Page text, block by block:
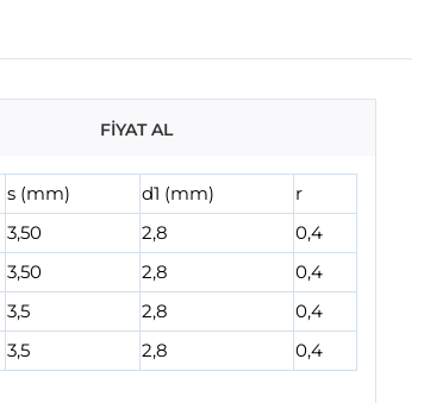
FİYAT AL
s (mm) d1 (mm)
r
3,50 2,8
0,4
3,50 2,8
0,4
3,5 2,8
0,4
3,5 2,8 0,4